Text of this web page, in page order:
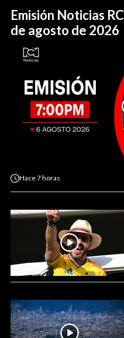
Emisión Noticias
de agosto de 2026
Hace7 horas